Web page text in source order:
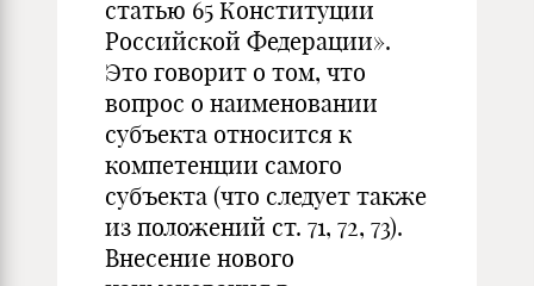
статью 65 Конституции
Российской Федерации».
Это говорит о том, что
вопрос о наименовании
субъекта относится к
компетенции самого
субъекта (что следует также
из положений ст. 71, 72, 73).
Внесение нового